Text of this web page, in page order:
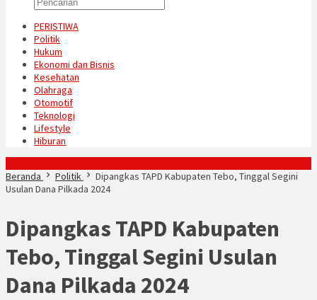
PERISTIWA
Politik
Hukum
Ekonomi dan Bisnis
Kesehatan
Olahraga
Otomotif
Teknologi
Lifestyle
Hiburan
Beranda
Politik
Dipangkas TAPD Kabupaten Tebo, Tinggal Segini
Usulan Dana Pilkada 2024
Dipangkas TAPD Kabupaten
Tebo, Tinggal Segini Usulan
Dana Pilkada 2024